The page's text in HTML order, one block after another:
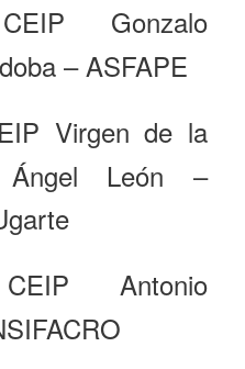
Gonzalo
– ASFAPE
Virgen de la
León –
Antonio